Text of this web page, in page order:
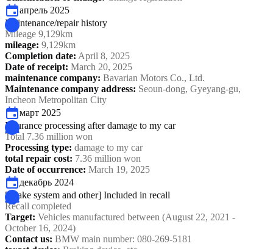
апрель 2025
Maintenance/repair history
Mileage 9,129km
mileage: 9,129km
Completion date: April 8, 2025
Date of receipt: March 20, 2025
maintenance company: Bavarian Motors Co., Ltd.
Maintenance company address: Seoun-dong, Gyeyang-gu,
Incheon Metropolitan City
март 2025
Insurance processing after damage to my car
Total 7.36 million won
Processing type: damage to my car
total repair cost: 7.36 million won
Date of occurrence: March 19, 2025
декабрь 2024
[Brake system and other] Included in recall
Recall completed
Target: Vehicles manufactured between (August 22, 2021 -
October 16, 2024)
Contact us: BMW main number: 080-269-5181